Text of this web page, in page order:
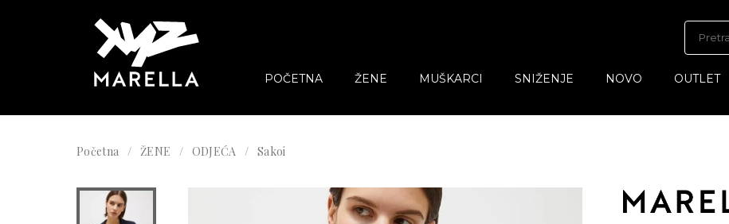
POČETNA ŽENE MUŠKARCI SNIŽENJE NOVO OUTLET
Početna ŽENE ODJEĆA Sakoi